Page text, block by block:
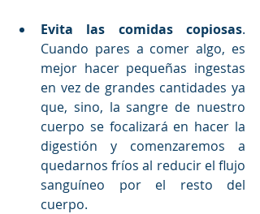
Evita las comidas copiosas.
Cuando pares a comer algo, es
mejor hacer pequeñas ingestas
en vez de grandes cantidades ya
que, sino, la sangre de nuestro
cuerpo se focalizará en hacer la
digestión y comenzaremos a
quedarnos fríos al reducir el flujo
sanguíneo por el resto del
cuerpo.